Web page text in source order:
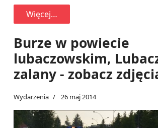
Więcej…
Burze w powiecie
lubaczowskim,
zalany - zobacz
Wydarzenia 26 maj 2014